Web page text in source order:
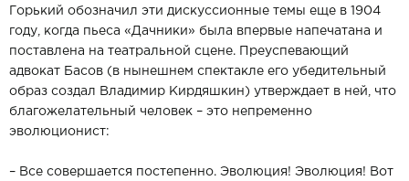
Горький обозначил эти дискуссионные темы еще в 1904
году, когда пьеса «Дачники» была впервые напечатана и
поставлена на театральной сцене. Преуспевающий
адвокат Басов (в нынешнем спектакле его убедительный
образ создал Владимир Кирдяшкин) утверждает в ней, что
благожелательный человек – это непременно
эволюционист:
– Все совершается постепенно. Эволюция! Эволюция! Вот